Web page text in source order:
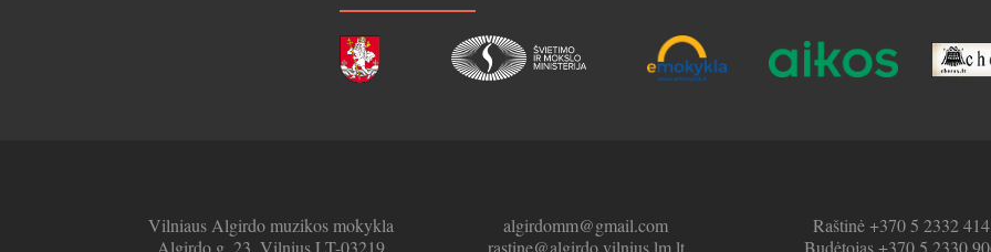
Vilniaus Algirdo muzikos mokykla
Algirdo g. 23, Vilnius LT-03219
algirdomm@gmail.com
rastine@algirdo.vilnius.lm.lt
Raštinė +370 5 2332 414
Budėtojas +370 5 2330